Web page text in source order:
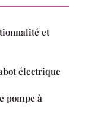
et
électrique
pompe à